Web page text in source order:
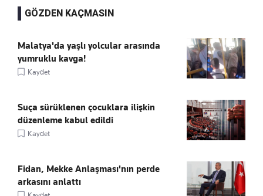
GÖZDEN KAÇMASIN
Malatya'da yaşlı yolcular arasında
yumruklu kavga!
Kaydet
Suça sürüklenen çocuklara ilişkin
düzenleme kabul edildi
Kaydet
Fidan, Mekke Anlaşması'nın perde
arkasını anlattı